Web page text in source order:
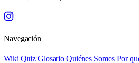
Navegación
Wiki Quiz Glosario Quiénes Somos Por